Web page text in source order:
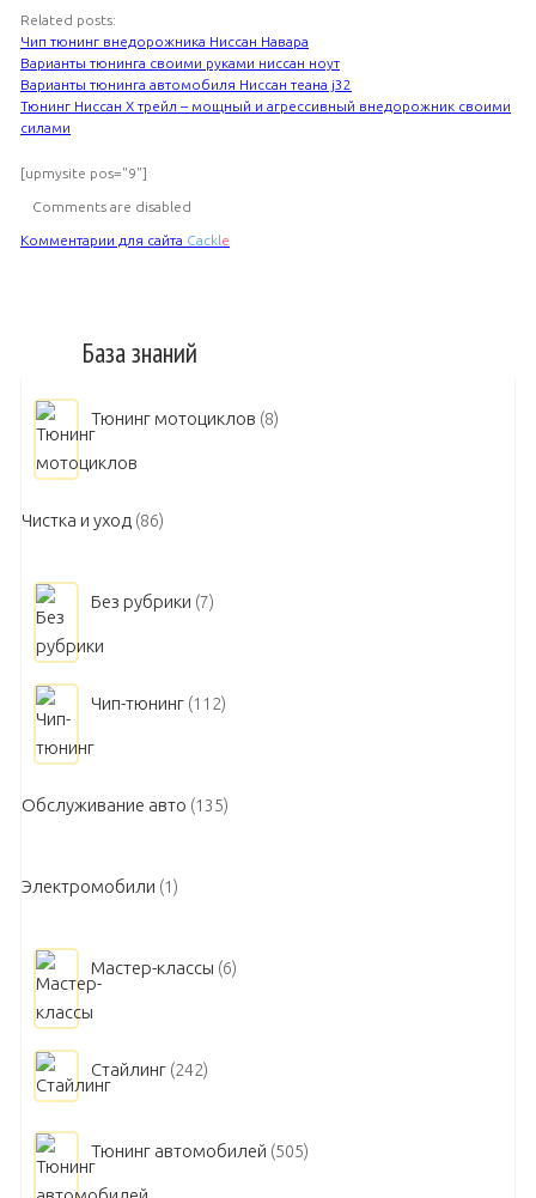
Related posts:
Чип тюнинг внедорожника Ниссан Навара
Варианты тюнинга своими руками ниссан ноут
Варианты тюнинга автомобиля Ниссан теана j32
Тюнинг Ниссан Х трейл – мощный и агрессивный внедорожник своими
силами
[upmysite pos="9"]
Comments are disabled
Комментарии для сайта Cackl e
База знаний
Тюнинг мотоциклов (8)
Чистка и уход (86)
Без рубрики (7)
Чип-тюнинг (112)
Обслуживание авто (135)
Электромобили (1)
Мастер-классы (6)
Стайлинг (242)
Тюнинг автомобилей (505)